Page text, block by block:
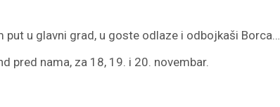
u glavni grad, u goste odlaze i odbojkaši Borca…
pred nama, za 18, 19. i 20. novembar.